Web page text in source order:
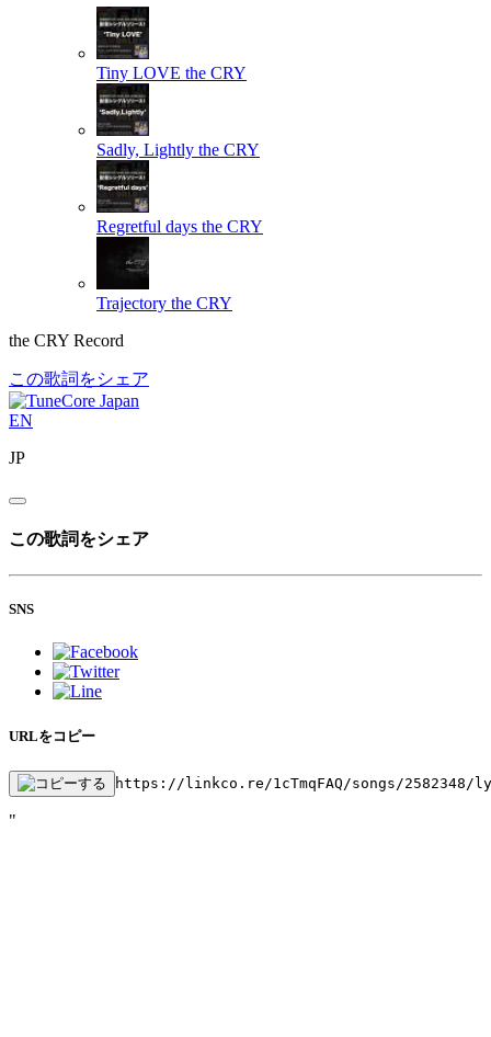
Tiny LOVE the CRY
Sadly, Lightly the CRY
Regretful days the CRY
Trajectory the CRY
the CRY Record
この歌詞をシェア
EN
JP
この歌詞をシェア
SNS
URLをコピー
https://linkco.re/1cTmqFAQ/songs/2582348/
"